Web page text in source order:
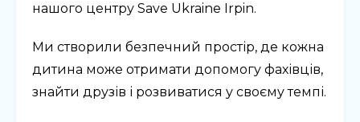
нашого центру Save Ukraine Irpin.
Ми створили безпечний простір, де кожна
дитина може отримати допомогу фахівців,
знайти друзів і розвиватися у своєму темпі.